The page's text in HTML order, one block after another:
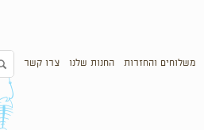
משלוחים והחזרות החנות שלנו צרו קשר